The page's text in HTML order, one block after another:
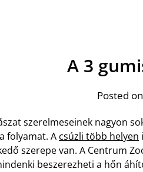
A 3
Posted
szerelmeseinek nagyon
folyamat. A csúzli több helyen
szerepe van. A Centrum
beszerezheti a hőn